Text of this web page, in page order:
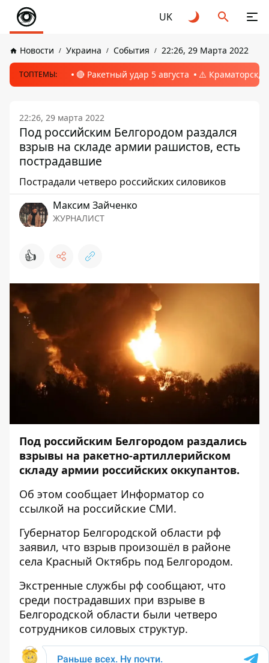
UK
Новости Украина События 22:26, 29 Марта 2022
ТОПТЕМЫ: 🔴 Ракетный удар 5 августа ⚠️ Краматорск,
22:26, 29 марта 2022
Под российским Белгородом раздался
взрыв на складе армии рашистов, есть
пострадавшие
Пострадали четверо российских силовиков
Максим Зайченко
ЖУРНАЛИСТ
👍
Под российским Белгородом раздались
взрывы на ракетно-артиллерийском
складу армии российских оккупантов.
Об этом сообщает Информатор со
ссылкой на российские СМИ.
Губернатор Белгородской области рф
заявил, что взрыв произошёл в районе
села Красный Октябрь под Белгородом.
Экстренные службы рф сообщают, что
среди пострадавших при взрыве в
Белгородской области были четверо
сотрудников силовых структур.